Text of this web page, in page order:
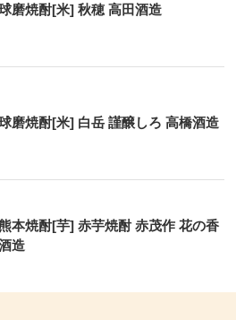
磨焼酎[米] 秋穂 高田酒造
磨焼酎[米] 白岳 謹醸しろ 高橋酒造
本焼酎[芋] 赤芋焼酎 赤茂作 花の香
造